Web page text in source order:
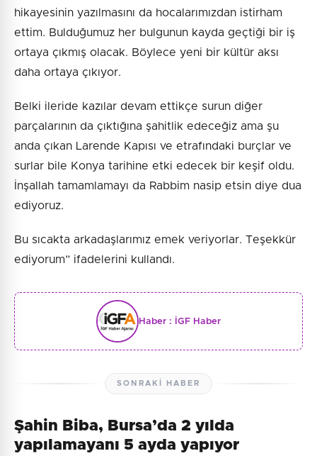
hikayesinin yazılmasını da hocalarımızdan istirham
ettim. Bulduğumuz her bulgunun kayda geçtiği bir iş
ortaya çıkmış olacak. Böylece yeni bir kültür aksı
daha ortaya çıkıyor.
Belki ileride kazılar devam ettikçe surun diğer
parçalarının da çıktığına şahitlik edeceğiz ama şu
anda çıkan Larende Kapısı ve etrafındaki burçlar ve
surlar bile Konya tarihine etki edecek bir keşif oldu.
İnşallah tamamlamayı da Rabbim nasip etsin diye dua
ediyoruz.
Bu sıcakta arkadaşlarımız emek veriyorlar. Teşekkür
ediyorum” ifadelerini kullandı.
Haber : İGF Haber
SONRAKI HABER
Şahin Biba, Bursa’da 2 yılda
yapılamayanı 5 ayda yapıyor